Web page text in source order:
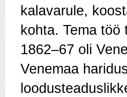
kalavarule,
kohta. Tema
1862–67 oli
Venemaa